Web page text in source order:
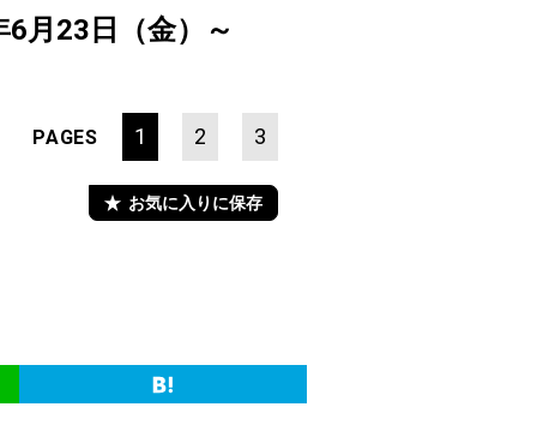
月23日（金）～
PAGES 1 2 3
お気に入りに保存